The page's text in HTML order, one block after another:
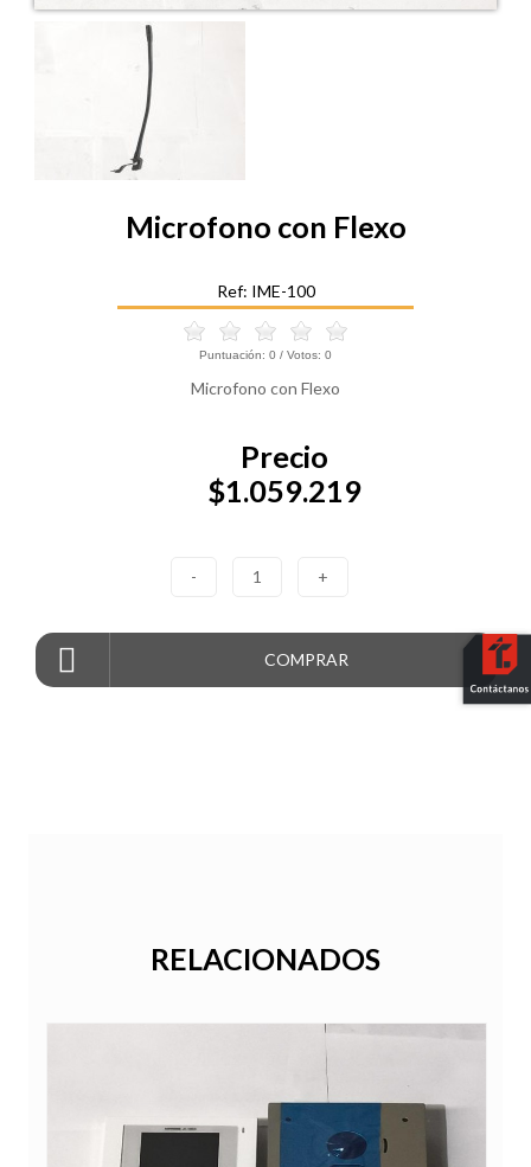
Microfono con Flexo
Ref: IME-100
Puntuación: 0 / Votos: 0
Microfono con Flexo
Precio
$1.059.219
- 1 +
COMPRAR
RELACIONADOS